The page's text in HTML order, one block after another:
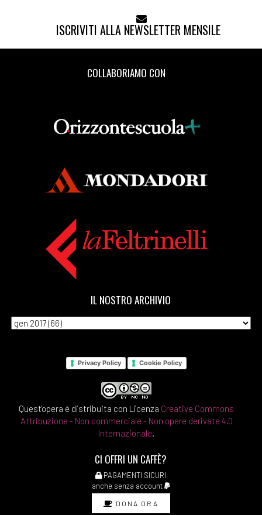
ISCRIVITI ALLA NEWSLETTER MENSILE
COLLABORIAMO CON
IL NOSTRO ARCHIVIO
Privacy Policy Cookie Policy
Quest'opera è distribuita con Licenza Creative Commons
Attribuzione - Non commerciale - Non opere derivate 4.0
Internazionale.
CI OFFRI UN CAFFÈ?
PAGAMENTI SICURI
anche senza account
DONA ORA